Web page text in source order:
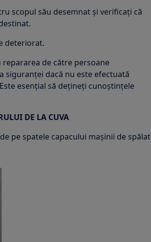
scopul său desemnat și verificați că
deteriorat.
de către persoane
siguranței dacă nu este efectuată
esențial să dețineți cunoștințele
DE LA CUVA
pe spatele capacului mașinii de spălat